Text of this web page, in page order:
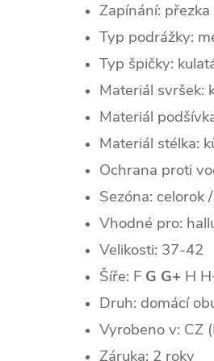
Zapínání: přezka
Typ podrážky:
Typ špičky:
Materiál svršek:
Materiál
Materiál stélka:
Ochrana proti
Sezóna: celorok
Vhodné pro:
Velikosti: 37-42
Šíře: F G G+ H
Druh: domácí
Vyrobeno v: CZ
Záruka: 2 roky